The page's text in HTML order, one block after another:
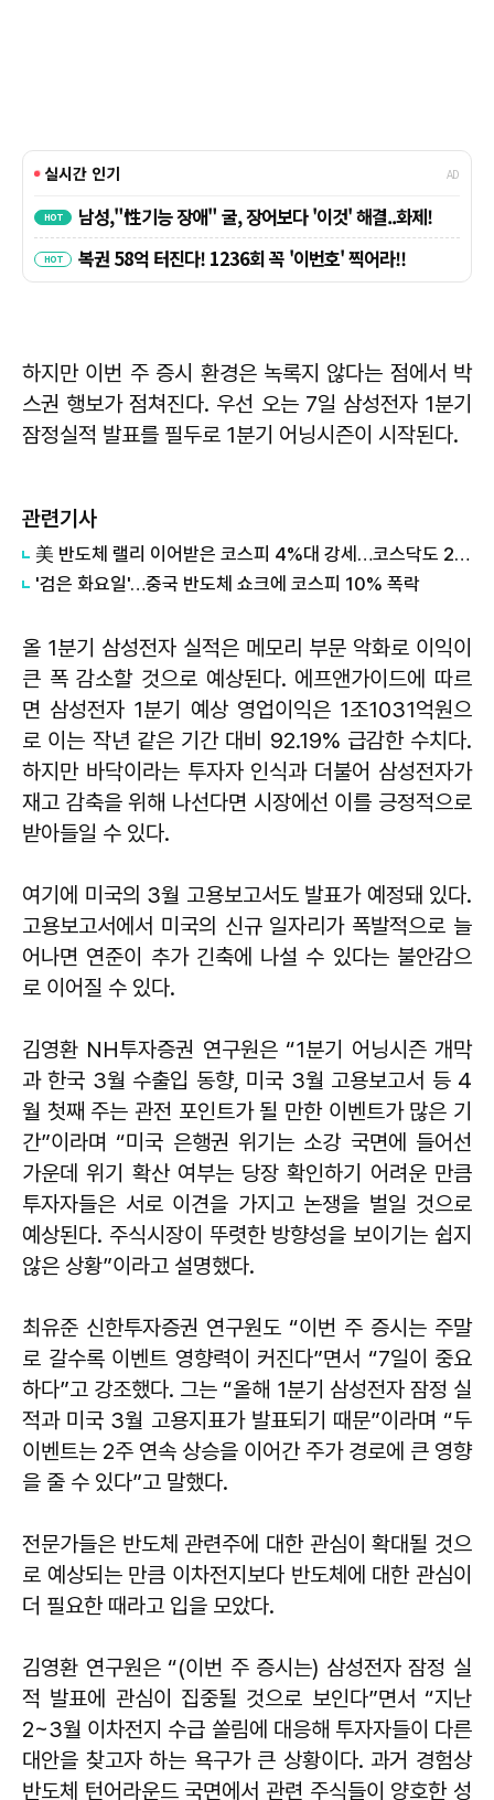
하지만 이번 주 증시 환경은 녹록지 않다는 점에서 박
스권 행보가 점쳐진다. 우선 오는 7일 삼성전자 1분기
잠정실적 발표를 필두로 1분기 어닝시즌이 시작된다.
관련기사
美 반도체 랠리 이어받은 코스피 4%대 강세…코스닥도 2%대↑
'검은 화요일'…중국 반도체 쇼크에 코스피 10% 폭락
올 1분기 삼성전자 실적은 메모리 부문 악화로 이익이
큰 폭 감소할 것으로 예상된다. 에프앤가이드에 따르
면 삼성전자 1분기 예상 영업이익은 1조1031억원으
로 이는 작년 같은 기간 대비 92.19% 급감한 수치다.
하지만 바닥이라는 투자자 인식과 더불어 삼성전자가
재고 감축을 위해 나선다면 시장에선 이를 긍정적으로
받아들일 수 있다.
여기에 미국의 3월 고용보고서도 발표가 예정돼 있다.
고용보고서에서 미국의 신규 일자리가 폭발적으로 늘
어나면 연준이 추가 긴축에 나설 수 있다는 불안감으
로 이어질 수 있다.
김영환 NH투자증권 연구원은 “1분기 어닝시즌 개막
과 한국 3월 수출입 동향, 미국 3월 고용보고서 등 4
월 첫째 주는 관전 포인트가 될 만한 이벤트가 많은 기
간”이라며 “미국 은행권 위기는 소강 국면에 들어선
가운데 위기 확산 여부는 당장 확인하기 어려운 만큼
투자자들은 서로 이견을 가지고 논쟁을 벌일 것으로
예상된다. 주식시장이 뚜렷한 방향성을 보이기는 쉽지
않은 상황”이라고 설명했다.
최유준 신한투자증권 연구원도 “이번 주 증시는 주말
로 갈수록 이벤트 영향력이 커진다”면서 “7일이 중요
하다”고 강조했다. 그는 “올해 1분기 삼성전자 잠정 실
적과 미국 3월 고용지표가 발표되기 때문”이라며 “두
이벤트는 2주 연속 상승을 이어간 주가 경로에 큰 영향
을 줄 수 있다”고 말했다.
전문가들은 반도체 관련주에 대한 관심이 확대될 것으
로 예상되는 만큼 이차전지보다 반도체에 대한 관심이
더 필요한 때라고 입을 모았다.
김영환 연구원은 “(이번 주 증시는) 삼성전자 잠정 실
적 발표에 관심이 집중될 것으로 보인다”면서 “지난
2~3월 이차전지 수급 쏠림에 대응해 투자자들이 다른
대안을 찾고자 하는 욕구가 큰 상황이다. 과거 경험상
반도체 턴어라운드 국면에서 관련 주식들이 양호한 성